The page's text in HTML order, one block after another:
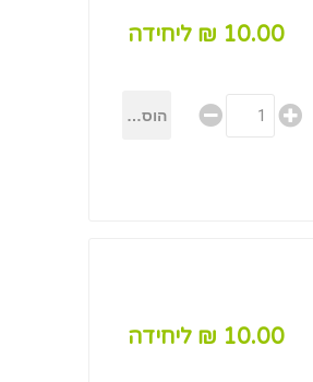
10.00 ₪ ליחידה
10.00 ₪ ליחידה